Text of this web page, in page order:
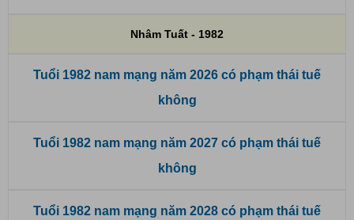
Nhâm Tuất - 1982
Tuổi 1982 nam mạng năm 2026 có phạm thái tuế
không
Tuổi 1982 nam mạng năm 2027 có phạm thái tuế
không
Tuổi 1982 nam mạng năm 2028 có phạm thái tuế